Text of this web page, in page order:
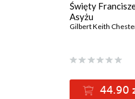
Święty
Asyżu
Gilbert Keith
44.90